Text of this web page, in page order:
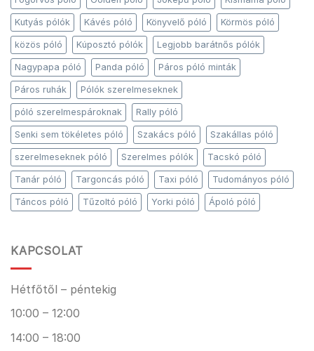
Kutyás pólók Kávés póló Könyvelő póló Körmös póló
közös póló Kúposztó pólók Legjobb barátnős pólók
Nagypapa póló Panda póló Páros póló minták
Páros ruhák Pólók szerelmeseknek
póló szerelmespároknak Rally póló
Senki sem tökéletes póló Szakács póló Szakállas póló
szerelmeseknek póló Szerelmes pólók Tacskó póló
Tanár póló Targoncás póló Taxi póló Tudományos póló
Táncos póló Tűzoltó póló Yorki póló Ápoló póló
KAPCSOLAT
Hétfőtől – péntekig
10:00 – 12:00
14:00 – 18:00